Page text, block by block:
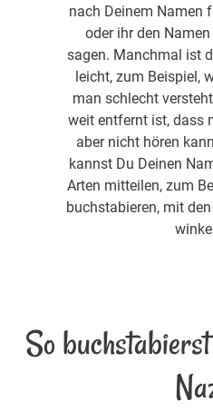
nach Deinem Namen
oder ihr den
sagen. Manchmal ist
leicht, zum Beispiel,
man schlecht
weit entfernt ist, dass
aber nicht hören
kannst Du Deinen
Arten mitteilen, zum
buchstabieren, mit
So